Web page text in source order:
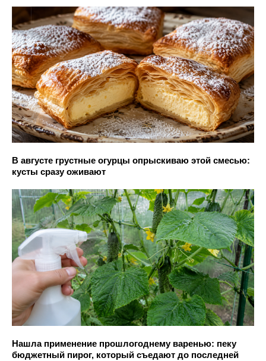
В августе грустные огурцы опрыскиваю этой смесью:
кусты сразу оживают
Нашла применение прошлогоднему варенью: пеку
бюджетный пирог, который съедают до последней